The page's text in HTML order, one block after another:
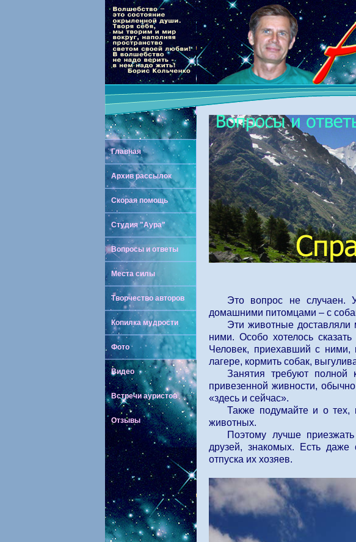
Главная
Архив рассылок
Скорая помощь
Студия "Аура"
Вопросы и ответы
Места силы
Творчество авторов
Копилка мудрости
Фото
Видео
Встречи ауристов
Отзывы
Это вопрос не случаен.
домашними питомцами – с
Эти животные доставляли
ними. Особо хотелось
Человек, приехавший с ними,
лагере, кормить собак,
Занятия требуют
привезенной живности,
«здесь и сейчас».
Также подумайте и о тех,
животных.
Поэтому лучше
друзей, знакомых. Есть
отпуска их хозяев.